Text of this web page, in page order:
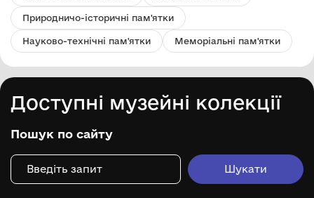
Природничо-історичні пам'ятки
Науково-технічні пам'ятки Меморіальні пам'ятки
Доступні музейні колекції
Пошук по сайту